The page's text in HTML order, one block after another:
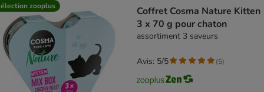
zooplus
Coffret Cosma Nature Kitten
3 x 70 g pour chaton
assortiment 3 saveurs
Avis: 5/5 (5)